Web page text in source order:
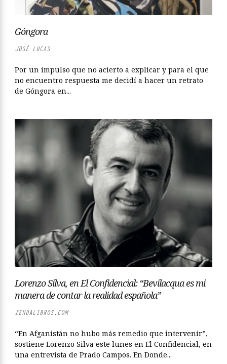
Góngora
JOSÉ LUCAS
Por un impulso que no acierto a explicar y para el que
no encuentro respuesta me decidí a hacer un retrato
de Góngora en...
Lorenzo Silva, en El Confidencial: “Bevilacqua es mi
manera de contar la realidad española”
ZENDALIBROS.COM
“En Afganistán no hubo más remedio que intervenir”,
sostiene Lorenzo Silva este lunes en El Confidencial, en
una entrevista de Prado Campos. En Donde...